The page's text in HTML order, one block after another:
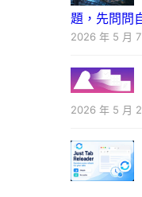
題，先問問
2026 年 5 月 7
2026 年 5 月